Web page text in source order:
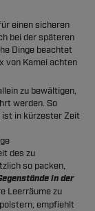
einen sicheren
bei der späteren
Dinge beachtet
von Kamei achten
zu bewältigen,
werden. So
ist in kürzester Zeit
des zu
so packen,
in der
Leerräume zu
empfiehlt